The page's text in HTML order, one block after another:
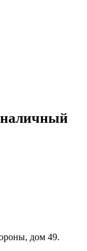
наличный
дом 49.